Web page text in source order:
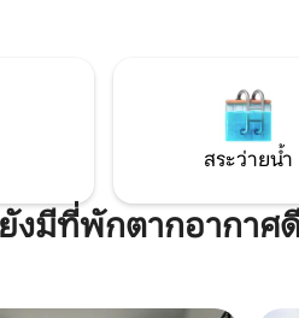
จากน้ำแต่ก็ยังพร้อมสำหรับ
ะกร้าพร้อมการจัดส่งได้
มีฟืน
เรา
โลก
สระว่ายน้ำ
ยังมีที่พักตากอากาศ